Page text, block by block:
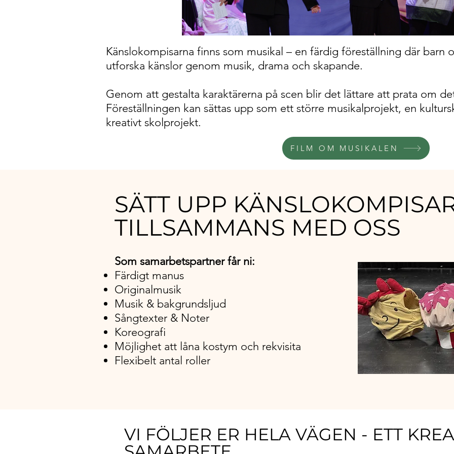
Känslokompisarna finns som musikal – en färdig föreställning där barn
utforska känslor genom musik, drama och skapande.
Genom att gestalta karaktärerna på scen blir det lättare att prata om
Föreställningen kan sättas upp som ett större musikalprojekt, en
kreativt skolprojekt.
FILM OM MUSIKALEN
SÄTT UPP
TILLSAMMANS MED OSS
Som samarbetspartner får ni:
Färdigt manus
Originalmusik
Musik & bakgrundsljud
Sångtexter & Noter
Koreografi
Möjlighet att låna kostym och rekvisita
Flexibelt antal roller
VI FÖLJER ER HELA VÄGEN - ETT